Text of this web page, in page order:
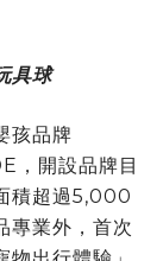
具球
孩品牌
，開設品牌目
積超過5,000
專業外，首次